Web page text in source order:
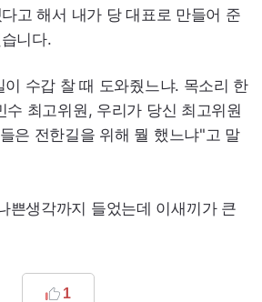
고 해서 내가 당 대표로 만들어 준
니다.
수갑 찰 때 도와줬느냐. 목소리 한
수 최고위원, 우리가 당신 최고위원
은 전한길을 위해 뭘 했느냐"고 말
쁜생각까지 들었는데 이새끼가 큰
1